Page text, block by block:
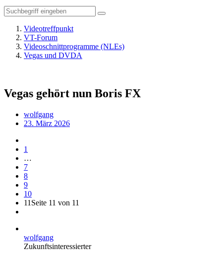
Videotreffpunkt
VT-Forum
Videoschnittprogramme (NLEs)
Vegas und DVDA
Vegas gehört nun Boris FX
wolfgang
23. März 2026
1
…
7
8
9
10
11 Seite 11 von 11
wolfgang
Zukunftsinteressierter